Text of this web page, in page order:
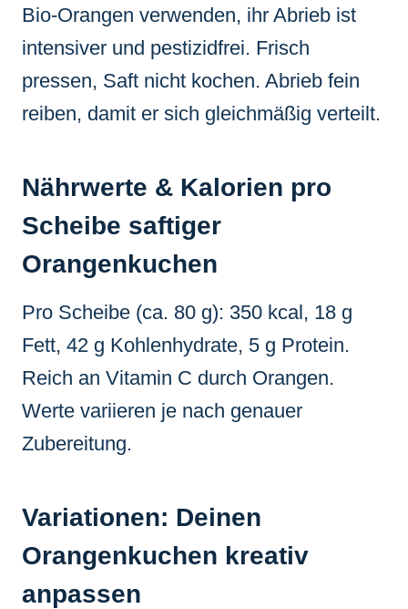
Bio-Orangen verwenden, ihr Abrieb ist
intensiver und pestizidfrei. Frisch
pressen, Saft nicht kochen. Abrieb fein
reiben, damit er sich gleichmäßig verteilt.
Nährwerte & Kalorien pro
Scheibe saftiger
Orangenkuchen
Pro Scheibe (ca. 80 g): 350 kcal, 18 g
Fett, 42 g Kohlenhydrate, 5 g Protein.
Reich an Vitamin C durch Orangen.
Werte variieren je nach genauer
Zubereitung.
Variationen: Deinen
Orangenkuchen kreativ
anpassen